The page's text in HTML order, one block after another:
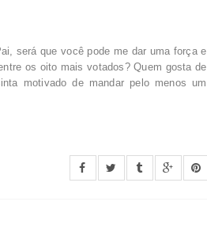
será que você pode me dar uma força e
os oito mais votados? Quem gosta de
motivado de mandar pelo menos um